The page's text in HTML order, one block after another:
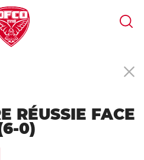
RÉUSSIE FACE
0)